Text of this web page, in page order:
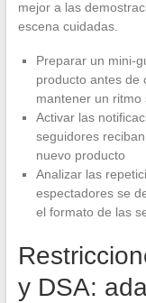
mejor a las
escena cuidadas.
Preparar un mini-
producto antes de
mantener un ritmo
Activar las
seguidores
nuevo producto
Analizar las
espectadores se
el formato de las
y DSA: